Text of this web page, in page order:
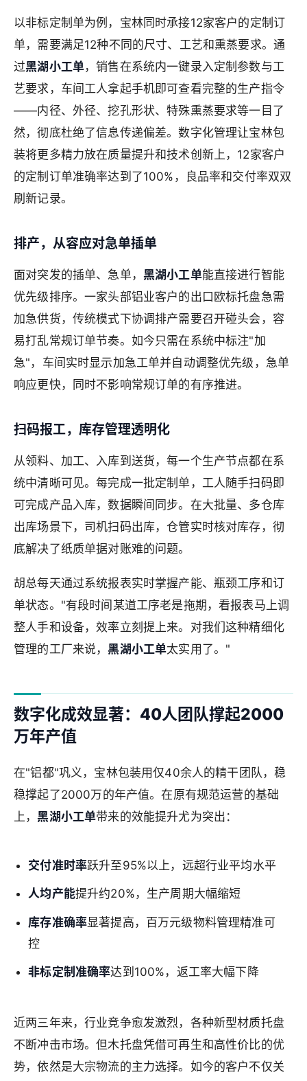
以非标定制单为例，宝林同时承接12家客户的定制订
单，需要满足12种不同的尺寸、工艺和熏蒸要求。通
过黑湖小工单，销售在系统内一键录入定制参数与工
艺要求，车间工人拿起手机即可查看完整的生产指令
——内径、外径、挖孔形状、特殊熏蒸要求等一目了
然，彻底杜绝了信息传递偏差。数字化管理让宝林包
装将更多精力放在质量提升和技术创新上，12家客户
的定制订单准确率达到了100%，良品率和交付率双双
刷新记录。
排产，从容应对急单插单
面对突发的插单、急单， 黑湖小工单能直接进行智能
优先级排序。一家头部铝业客户的出口欧标托盘急需
加急供货，传统模式下协调排产需要召开碰头会，容
易打乱常规订单节奏。如今只需在系统中标注"加
急"，车间实时显示加急工单并自动调整优先级，急单
响应更快，同时不影响常规订单的有序推进。
扫码报工，库存管理透明化
从领料、加工、入库到送货，每一个生产节点都在系
统中清晰可见。每完成一批定制单，工人随手扫码即
可完成产品入库，数据瞬间同步。在大批量、多仓库
出库场景下，司机扫码出库，仓管实时核对库存，彻
底解决了纸质单据对账难的问题。
胡总每天通过系统报表实时掌握产能、瓶颈工序和订
单状态。"有段时间某道工序老是拖期，看报表马上调
整人手和设备，效率立刻提上来。对我们这种精细化
管理的工厂来说，黑湖小工单太实用了。"
数字化成效显著：40人团队撑起2000
万年产值
在"铝都"巩义，宝林包装用仅40余人的精干团队，稳
稳撑起了2000万的年产值。在原有规范运营的基础
上，黑湖小工单带来的效能提升尤为突出：
交付准时率跃升至95%以上，远超行业平均水平
人均产能提升约20%，生产周期大幅缩短
库存准确率显著提高，百万元级物料管理精准可
控
非标定制准确率达到100%，返工率大幅下降
近两三年来，行业竞争愈发激烈，各种新型材质托盘
不断冲击市场。但木托盘凭借可再生和高性价比的优
势，依然是大宗物流的主力选择。如今的客户不仅关